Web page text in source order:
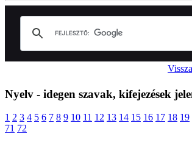
Nyelv - idegen szavak, kifejezések
1 2 3 4 5 6 7 8 9 10 11 12 13 14 15 16 17 18 19
71 72